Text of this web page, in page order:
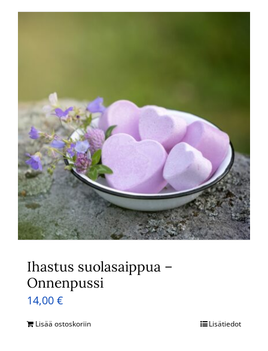
Ihastus suolasaippua –
Onnenpussi
14,00 €
Lisää ostoskoriin Lisätiedot